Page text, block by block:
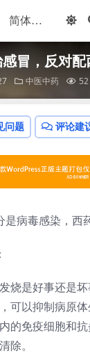
冒，反对
中医中药 52
问题 评论建
病毒感染，西
烧是好事还是
可以抑制病原
的免疫细胞和
除。